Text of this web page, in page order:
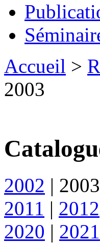
Accueil >
2003
2002 | 2003
2011 | 2012
2020 | 2021